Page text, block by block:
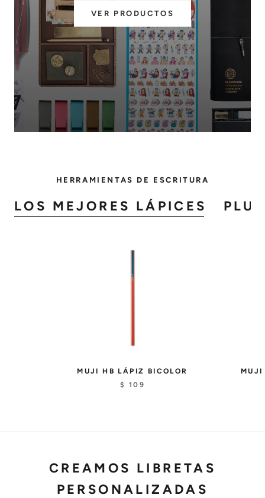
VER PRODUCTOS
HERRAMIENTAS DE ESCRITURA
LOS MEJORES LÁPICES
MUJI HB LÁPIZ BICOLOR
$ 109
CREAMOS LIBRETAS
PERSONALIZADAS